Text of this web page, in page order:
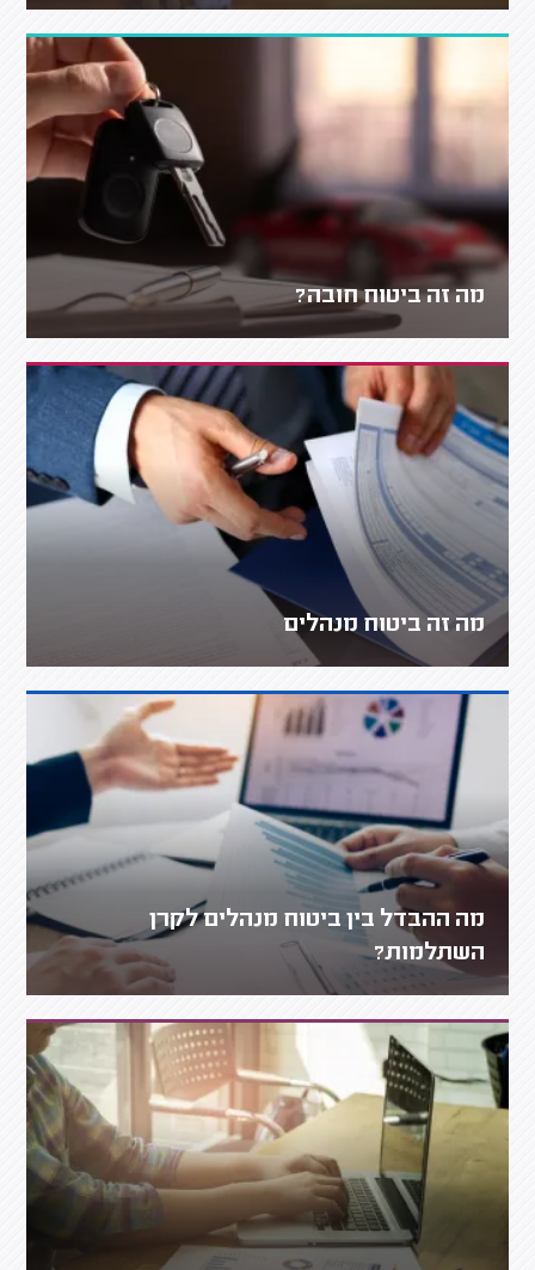
מה זה ביטוח חובה?
מה זה ביטוח מנהלים
מה ההבדל בין ביטוח מנהלים לקרן
השתלמות?